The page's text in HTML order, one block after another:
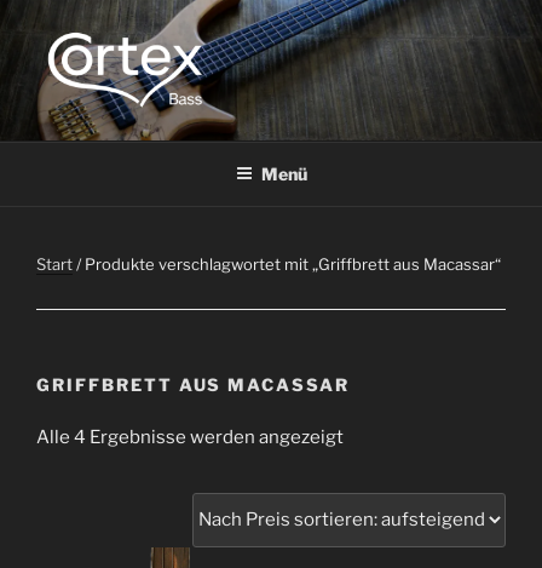
CORTEX BASS
Express your creative flow
Menü
Start/ Produkte verschlagwortet mit „Griffbrett aus Macassar“
GRIFFBRETT AUS MACASSAR
Alle 4 Ergebnisse werden angezeigt